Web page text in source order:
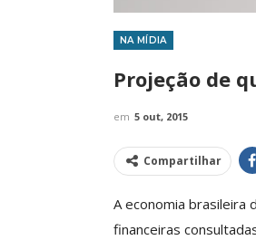
NA MÍDIA
Projeção de
em 5 out, 2015
Compartilhar
A economia brasileira
financeiras